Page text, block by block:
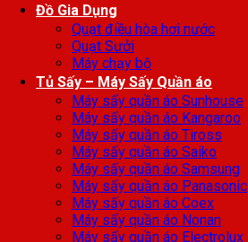
Đồ Gia Dụng
Quạt điều hòa hơi nước
Quạt Sưởi
Máy chạy bộ
Tủ Sấy – Máy Sấy Quần áo
Máy sấy quần áo Sunhouse
Máy sấy quần áo Kangaroo
Máy sấy quần áo Tiross
Máy sấy quần áo Saiko
Máy sấy quần áo Samsung
Máy sấy quần áo Panasonic
Máy sấy quần áo Coex
Máy sấy quần áo Nonan
Máy sấy quần áo Electrolux